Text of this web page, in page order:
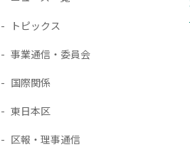
トピックス
事業通信・委員会
国際関係
東日本区
区報・理事通信